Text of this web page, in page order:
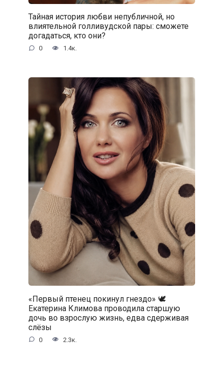
Тайная история любви непубличной, но
влиятельной голливудской пары: сможете
догадаться, кто они?
0 1.4к.
«Первый птенец покинул гнездо» 🕊️
Екатерина Климова проводила старшую
дочь во взрослую жизнь, едва сдерживая
слёзы
0 2.3к.